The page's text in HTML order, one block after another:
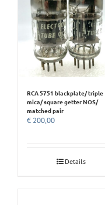
RCA 5751 blackplate/ triple
mica/ square getter NOS/
matched pair
€ 200,00
Details